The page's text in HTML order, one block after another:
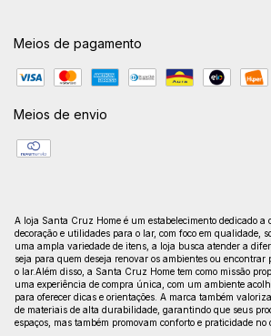
Meios de pagamento
Meios de envio
A loja Santa Cruz Home é um estabelecimento dedicado a
decoração e utilidades para o lar, com foco em qualidade,
uma ampla variedade de itens, a loja busca atender a
seja para quem deseja renovar os ambientes ou encontrar
o lar.Além disso, a Santa Cruz Home tem como missão
uma experiência de compra única, com um ambiente
para oferecer dicas e orientações. A marca também
de materiais de alta durabilidade, garantindo que seus
espaços, mas também promovam conforto e praticidade no